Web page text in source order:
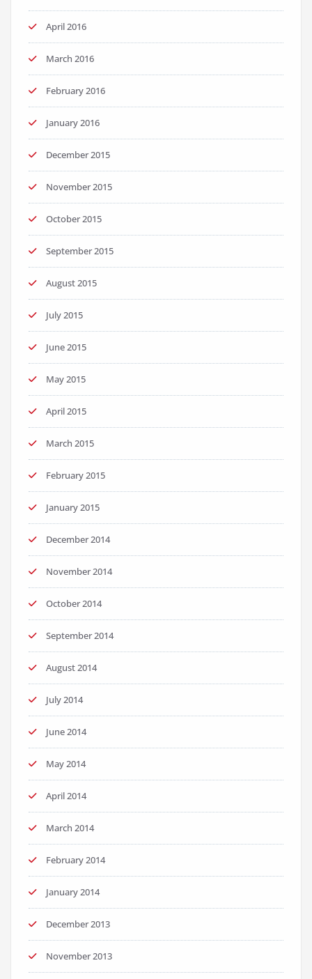
April 2016
March 2016
February 2016
January 2016
December 2015
November 2015
October 2015
September 2015
August 2015
July 2015
June 2015
May 2015
April 2015
March 2015
February 2015
January 2015
December 2014
November 2014
October 2014
September 2014
August 2014
July 2014
June 2014
May 2014
April 2014
March 2014
February 2014
January 2014
December 2013
November 2013